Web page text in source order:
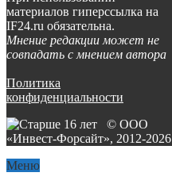
материалов гиперссылка на
IF24.ru обязательна.
Мнение редакции может не
совпадать с мнением автора
Политика
конфиденциальности
© ООО
«Инвест-Форсайт», 2012-2026
Меню